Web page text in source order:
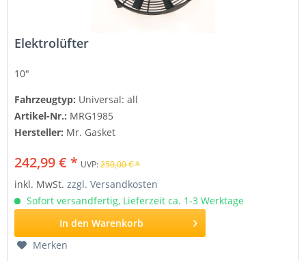
Elektrolüfter
10"
Fahrzeugtyp: Universal: all
Artikel-Nr.: MRG1985
Hersteller: Mr. Gasket
242,99 € * UVP:250,00 € *
inkl. MwSt.zzgl. Versandkosten
Sofort versandfertig, Lieferzeit ca. 1-3 Werktage
In den Warenkorb
Merken